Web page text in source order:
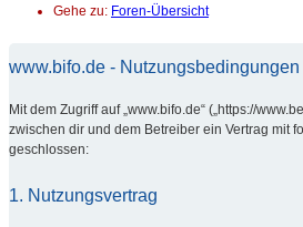
Gehe zu: Foren-Übersicht
www.bifo.de - Nutzungsbedingungen
Mit dem Zugriff auf „www.bifo.de“ („https://
zwischen dir und dem Betreiber ein Vertrag mit
geschlossen:
1. Nutzungsvertrag